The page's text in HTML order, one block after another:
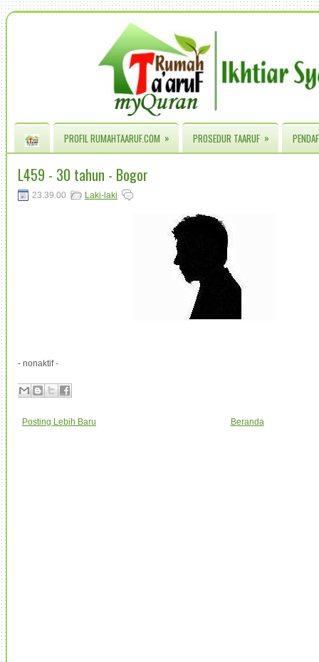
PROFIL RUMAHTAARUF.COM » PROSEDUR TAARUF »
L459 - 30 tahun - Bogor
23.39.00 Laki-laki
- nonaktif -
Posting Lebih Baru Beranda